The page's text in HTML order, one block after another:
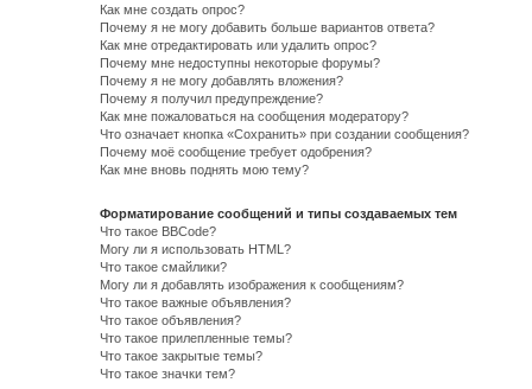
Как мне создать опрос?
Почему я не могу добавить больше вариантов ответа?
Как мне отредактировать или удалить опрос?
Почему мне недоступны некоторые форумы?
Почему я не могу добавлять вложения?
Почему я получил предупреждение?
Как мне пожаловаться на сообщения модератору?
Что означает кнопка «Сохранить» при создании сообщения?
Почему моё сообщение требует одобрения?
Как мне вновь поднять мою тему?
Форматирование сообщений и типы создаваемых тем
Что такое BBCode?
Могу ли я использовать HTML?
Что такое смайлики?
Могу ли я добавлять изображения к сообщениям?
Что такое важные объявления?
Что такое объявления?
Что такое прилепленные темы?
Что такое закрытые темы?
Что такое значки тем?